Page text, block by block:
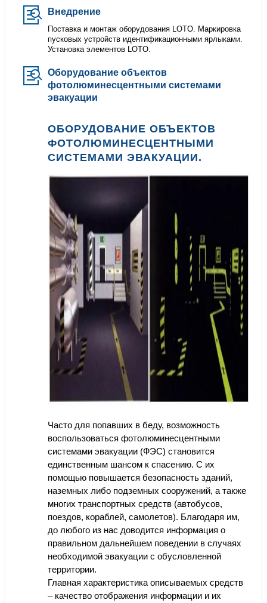
Внедрение
Поставка и монтаж оборудования LOTO. Маркировка
пусковых устройств идентификационными ярлыками.
Установка элементов LOTO.
Оборудование объектов
фотолюминесцентными системами
эвакуации
ОБОРУДОВАНИЕ ОБЪЕКТОВ
ФОТОЛЮМИНЕСЦЕНТНЫМИ
СИСТЕМАМИ ЭВАКУАЦИИ.
Часто для попавших в беду, возможность
воспользоваться фотолюминесцентными
системами эвакуации (ФЭС) становится
единственным шансом к спасению. С их
помощью повышается безопасность зданий,
наземных либо подземных сооружений, а также
многих транспортных средств (автобусов,
поездов, кораблей, самолетов). Благодаря им,
до любого из нас доводится информация о
правильном дальнейшем поведении в случаях
необходимой эвакуации с обусловленной
территории.
Главная характеристика описываемых средств
– качество отображения информации и их